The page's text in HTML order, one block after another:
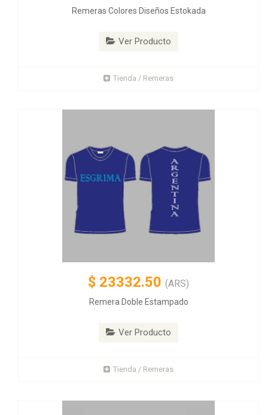
Remeras Colores Diseños Estokada
Ver Producto
Tienda / Remeras
$ 23332.50 (ARS)
Remera Doble Estampado
Ver Producto
Tienda / Remeras